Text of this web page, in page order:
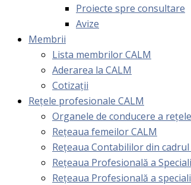
Proiecte spre consultare
Avize
Membrii
Lista membrilor CALM
Aderarea la CALM
Cotizaţii
Rețele profesionale CALM
Organele de conducere a
Rețeaua femeilor CALM
Rețeaua Contabililor din cadrul
Rețeaua Profesională a
Reţeaua Profesională a